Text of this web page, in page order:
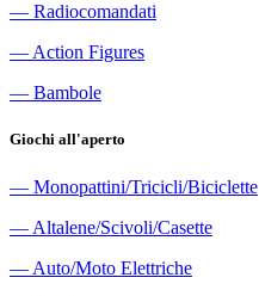
― Radiocomandati
― Action Figures
― Bambole
Giochi all'aperto
― Monopattini/Tricicli/Biciclette
― Altalene/Scivoli/Casette
― Auto/Moto Elettriche